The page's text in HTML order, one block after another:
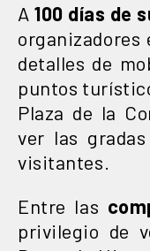
A 100 días de
detalles de
puntos
Plaza de la
ver las
visitantes.
Entre las
privilegio de